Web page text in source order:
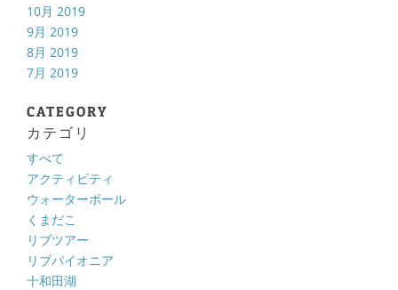
10月 2019
9月 2019
8月 2019
7月 2019
CATEGORY
カテゴリ
すべて
アクティビティ
ウォーターボール
くまだこ
リブツアー
リブパイオニア
十和田湖